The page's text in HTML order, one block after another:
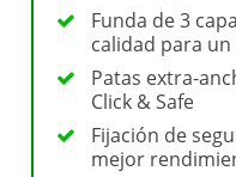
Funda de 3
calidad para
Patas extra-
Click & Safe
Fijación de
mejor